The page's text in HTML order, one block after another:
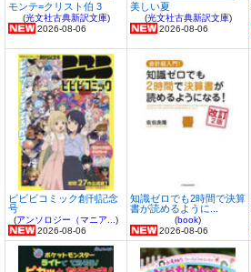
モンテ=クリスト伯 3
(光文社古典新訳文庫)
2026-08-06
美しい夏
(光文社古典新訳文庫)
2026-08-06
ビビビコミック創刊記念
号
(アンソロジー（マニア...)
2026-08-06
知識ゼロでも2時間で決算
書が読めるように...
(book)
2026-08-06